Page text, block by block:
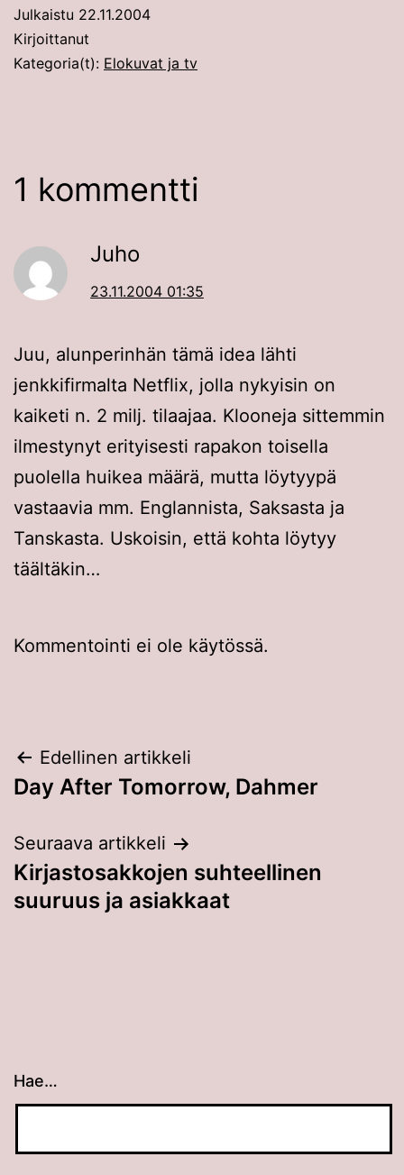
Julkaistu 22.11.2004
Kirjoittanut
Kategoria(t): Elokuvat ja tv
1 kommentti
Juho
23.11.2004 01:35
Juu, alunperinhän tämä idea lähti
jenkkifirmalta Netflix, jolla nykyisin on
kaiketi n. 2 milj. tilaajaa. Klooneja sittemmin
ilmestynyt erityisesti rapakon toisella
puolella huikea määrä, mutta löytyypä
vastaavia mm. Englannista, Saksasta ja
Tanskasta. Uskoisin, että kohta löytyy
täältäkin…
Kommentointi ei ole käytössä.
Artikkelien
selaus
Edellinen artikkeli
Day After Tomorrow, Dahmer
Seuraava artikkeli
Kirjastosakkojen suhteellinen
suuruus ja asiakkaat
Hae…
Kun tuloksia tulee, voit selata niitä